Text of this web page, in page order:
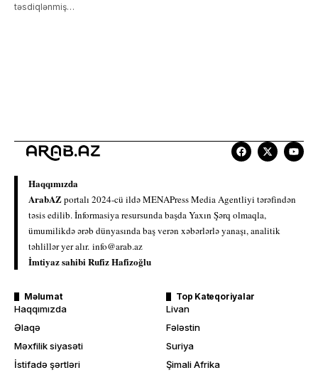
təsdiqlənmiş…
Haqqımızda
ArabAZportalı 2024-cü ildə MENAPress Media Agentliyi tərəfindən
təsis edilib. İnformasiya resursunda başda Yaxın Şərq olmaqla,
ümumilikdə ərəb dünyasında baş verən xəbərlərlə yanaşı, analitik
təhlillər yer alır. info@arab.az
İmtiyaz sahibi Rufiz Hafizoğlu
Məlumat
Haqqımızda
Əlaqə
Məxfilik siyasəti
İstifadə şərtləri
Top Kateqoriyalar
Livan
Fələstin
Suriya
Şimali Afrika